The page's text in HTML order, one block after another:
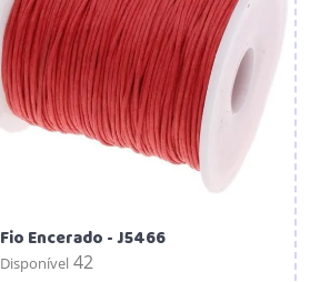
Fio Encerado - J5466
Disponível 42